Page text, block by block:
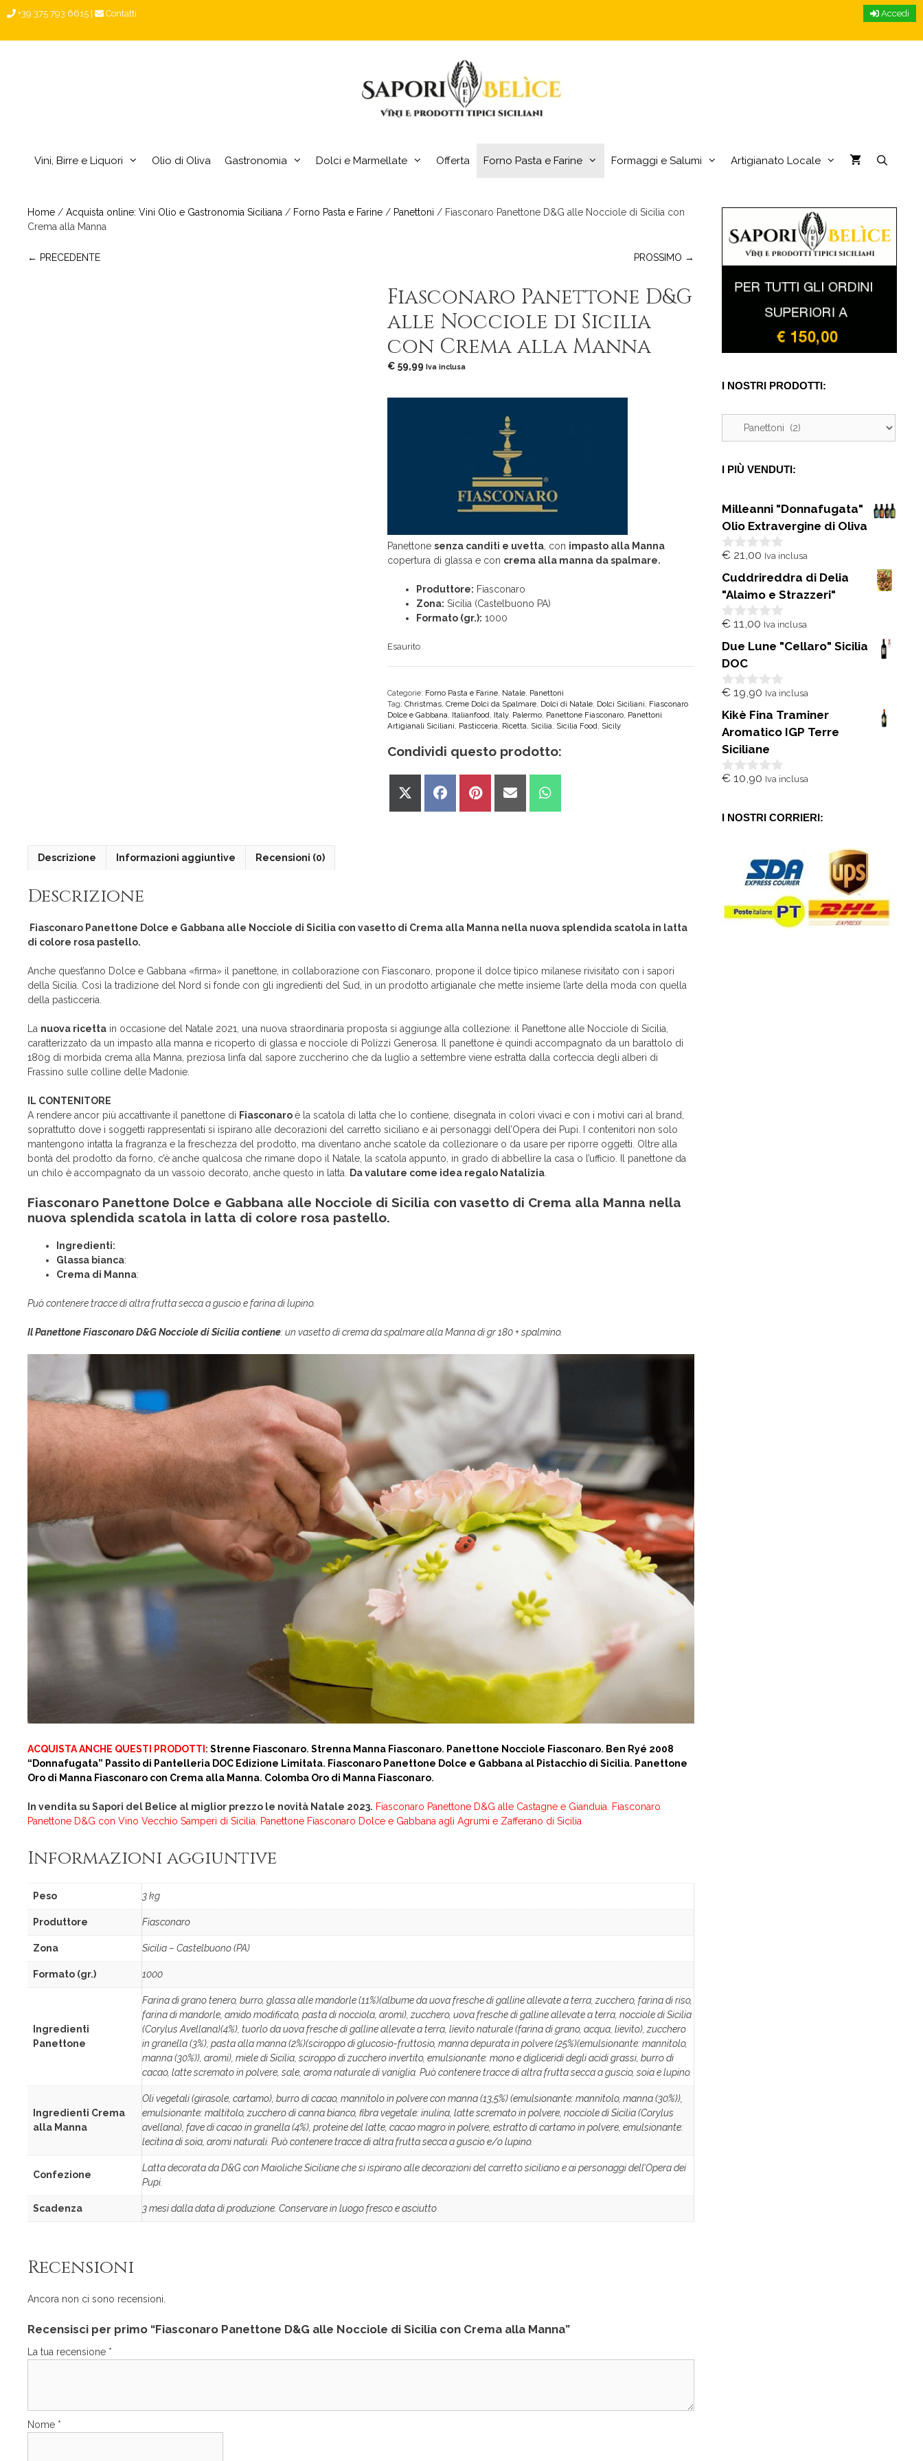
Accedi
+39 375 793 6615 Contatti
Vini, Birre e Liquori Olio di Oliva Gastronomia Dolci e Marmellate Offerta Forno Pasta e Farine Formaggi e Salumi Artigianato Locale
Home / Acquista online: Vini Olio e Gastronomia Siciliana / Forno Pasta e Farine / Panettoni / Fiasconaro Panettone D&G alle Nocciole di Sicilia con
Crema alla Manna
← PRECEDENTE PROSSIMO →
Fiasconaro Panettone D&G
alle Nocciole di Sicilia
con Crema alla Manna
€ 59,99 Iva inclusa
Panettonesenza canditi e uvetta , con impasto alla Manna
copertura di glassa e con crema alla manna da spalmare.
Produttore: Fiasconaro
Zona: Sicilia (Castelbuono PA)
Formato (gr.): 1000
Esaurito
Categorie: Forno Pasta e Farine, Natale, Panettoni
Tag:Christmas,Creme Dolci da Spalmare, Dolci di Natale, Dolci Siciliani, Fiasconaro
Dolce e Gabbana, Italianfood, Italy, Palermo, Panettone Fiasconaro, Panettoni
Artigianali Siciliani, Pasticceria, Ricetta, Sicilia, Sicilia Food, Sicily
Condividi questo prodotto:
Share
Share
Share
Share
Share
Descrizione Informazioni aggiuntive Recensioni (0)
Descrizione
Fiasconaro Panettone Dolce e Gabbana alle Nocciole di Sicilia con vasetto di Crema alla Manna nella nuova splendida scatola in latta
di colore rosa pastello.
Anche quest’anno Dolce e Gabbana «firma» il panettone, in collaborazione con Fiasconaro, propone il dolce tipico milanese rivisitato con i sapori
della Sicilia. Così la tradizione del Nord si fonde con gli ingredienti del Sud, in un prodotto artigianale che mette insieme l’arte della moda con quella
della pasticceria.
La nuova ricetta in occasione del Natale 2021, una nuova straordinaria proposta si aggiunge alla collezione: il Panettone alle Nocciole di Sicilia,
caratterizzato da un impasto alla manna e ricoperto di glassa e nocciole di Polizzi Generosa. Il panettone è quindi accompagnato da un barattolo di
180g di morbida crema alla Manna, preziosa linfa dal sapore zuccherino che da luglio a settembre viene estratta dalla corteccia degli alberi di
Frassino sulle colline delle Madonie.
IL CONTENITORE
A rendere ancor più accattivante il panettone di Fiasconaroè la scatola di latta che lo contiene, disegnata in colori vivaci e con i motivi cari al brand,
soprattutto dove i soggetti rappresentati si ispirano alle decorazioni del carretto siciliano e ai personaggi dell’Opera dei Pupi. I contenitori non solo
mantengono intatta la fragranza e la freschezza del prodotto, ma diventano anche scatole da collezionare o da usare per riporre oggetti. Oltre alla
bontà del prodotto da forno, c’è anche qualcosa che rimane dopo il Natale, la scatola appunto, in grado di abbellire la casa o l’ufficio. Il panettone da
un chilo è accompagnato da un vassoio decorato, anche questo in latta.
Da valutare come idea regalo Natalizia
Fiasconaro Panettone Dolce e Gabbana alle Nocciole di Sicilia con vasetto di Crema alla Manna nella
nuova splendida scatola in latta di colore rosa pastello.
Ingredienti:
Glassa bianca:
Crema di Manna:
Può contenere tracce di altra frutta secca a guscio e farina di lupino.
Il Panettone Fiasconaro D&G Nocciole di Sicilia contiene: un vasetto di crema da spalmare alla Manna di gr 180 + spalmino.
ACQUISTA ANCHE QUESTI PRODOTTI : Strenne Fiasconaro. Strenna Manna Fiasconaro. Panettone Nocciole Fiasconaro. Ben Ryé 2008
“Donnafugata” Passito di Pantelleria DOC Edizione Limitata. Fiasconaro Panettone Dolce e Gabbana al Pistacchio di Sicilia. Panettone
Oro di Manna Fiasconaro con Crema alla Manna. Colomba Oro di Manna Fiasconaro.
In vendita su Sapori del Belice al miglior prezzo le novità Natale 2023. Fiasconaro Panettone D&G alle Castagne e Gianduia. Fiasconaro
Panettone D&G con Vino Vecchio Samperi di Sicilia. Panettone Fiasconaro Dolce e Gabbana agli Agrumi e Zafferano di Sicilia
Informazioni aggiuntive
Peso 3 kg
Produttore Fiasconaro
Zona Sicilia – Castelbuono (PA)
Formato (gr.) 1000
Ingredienti
Panettone
Farina di grano tenero, burro, glassa alle mandorle (11%)(albume da uova fresche di galline allevate a terra, zucchero, farina di riso,
farina di mandorle, amido modificato, pasta di nocciola, aromi), zucchero, uova fresche di galline allevate a terra, nocciole di Sicilia
(Corylus Avellana)(4%), tuorlo da uova fresche di galline allevate a terra, lievito naturale (farina di grano, acqua, lievito), zucchero
in granella (3%), pasta alla manna (2%)(sciroppo di glucosio-fruttosio, manna depurata in polvere (25%)(emulsionante: mannitolo,
manna (30%)), aromi), miele di Sicilia, sciroppo di zucchero invertito, emulsionante: mono e digliceridi degli acidi grassi, burro di
cacao, latte scremato in polvere, sale, aroma naturale di vaniglia. Può contenere tracce di altra frutta secca a guscio, soia e lupino.
Ingredienti Crema
alla Manna
Oli vegetali (girasole, cartamo), burro di cacao, mannitolo in polvere con manna (13,5%) (emulsionante: mannitolo, manna (30%)),
emulsionante: maltitolo, zucchero di canna bianco, fibra vegetale: inulina, latte scremato in polvere, nocciole di Sicilia (Corylus
avellana), fave di cacao in granella (4%), proteine del latte, cacao magro in polvere, estratto di cartamo in polvere, emulsionante:
lecitina di soia, aromi naturali. Può contenere tracce di altra frutta secca a guscio e/o lupino.
Confezione
Latta decorata da D&G con Maioliche Siciliane che si ispirano alle decorazioni del carretto siciliano e ai personaggi dell’Opera dei
Pupi.
Scadenza 3 mesi dalla data di produzione. Conservare in luogo fresco e asciutto
Recensioni
Ancora non ci sono recensioni.
Recensisci per primo “Fiasconaro Panettone D&G alle Nocciole di Sicilia con Crema alla Manna”
La tua recensione *
Nome *
I NOSTRI PRODOTTI:
I PIÙ VENDUTI:
Milleanni "Donnafugata"
Olio Extravergine di Oliva
0
u
5
€ 21,00 Iva inclusa
Cuddrireddra di Delia
"Alaimo e Strazzeri"
0
u
5
€ 11,00 Iva inclusa
Due Lune "Cellaro" Sicilia
DOC
0
u
5
€ 19,90 Iva inclusa
Kikè Fina Traminer
Aromatico IGP Terre
Siciliane
0
5
€ 10,90 Iva inclusa
I NOSTRI CORRIERI: